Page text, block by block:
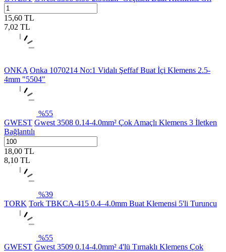
15,60 TL
7,02 TL
ONKA Onka 1070214 No:1 Vidalı Şeffaf Buat İçi Klemens 2.5-
4mm "5504"
%55
GWEST Gwest 3508 0.14-4.0mm² Çok Amaçlı Klemens 3 İletken
Bağlantılı
18,00 TL
8,10 TL
%39
TORK Tork TBKCA-415 0.4–4.0mm Buat Klemensi 5'li Turuncu
%55
GWEST Gwest 3509 0.14-4.0mm² 4'lü Tırnaklı Klemens Çok